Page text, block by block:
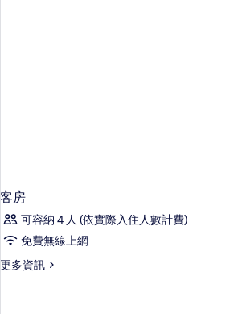
客房
可容納 4 人 (依實際入住人數計費)
免費無線上網
更多資訊
更